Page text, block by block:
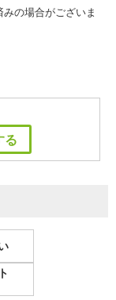
の場合がございま
る